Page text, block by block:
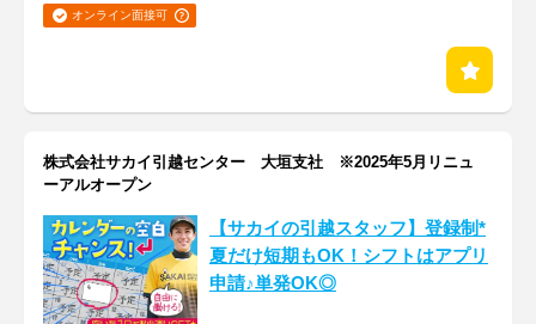
オンライン面接可
株式会社サカイ引越センター 大垣支社 ※2025年5月リニュ
ーアルオープン
【サカイの引越スタッフ】登録制*
夏だけ短期もOK！シフトはアプリ
申請♪単発OK◎